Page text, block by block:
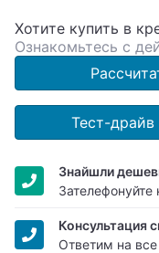
Хотите купить в
Ознакомьтесь с
Тест-драйв
Знайшли
Консультация
Ответим на